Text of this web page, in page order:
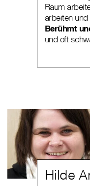
Raum
arbeiten
Berühmt
und oft
Hilde